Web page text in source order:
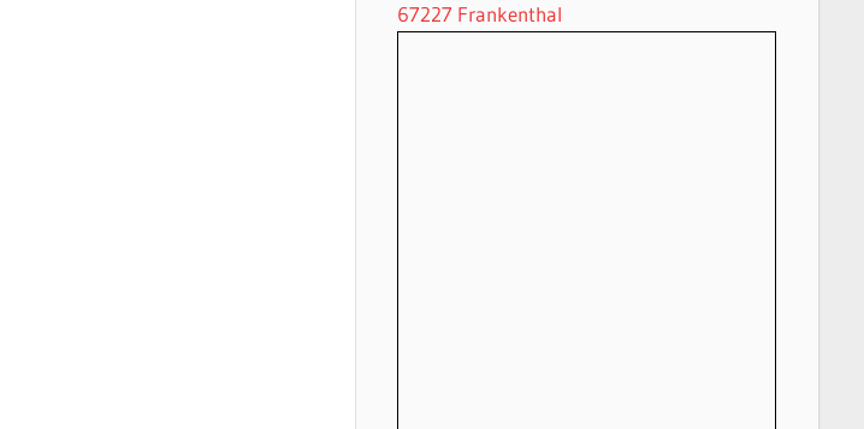
67227 Frankenthal